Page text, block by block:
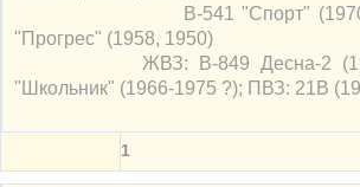
В-541 "Спорт" (1970);
"Прогрес" (1958, 1950)
ЖВЗ: В-849 Десна-2
"Школьник" (1966-1975 ?); ПВЗ: 21В
1